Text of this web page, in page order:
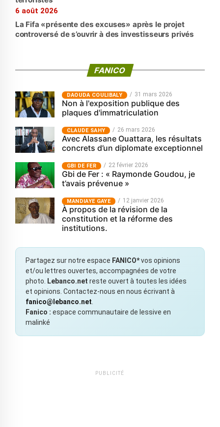
6 août 2026
La Fifa «présente des excuses» après le projet
controversé de s’ouvrir à des investisseurs privés
FANICO
‎DAOUDA COULIBALY 31 mars 2026
Non à l'exposition publique des
plaques d'immatriculation
CLAUDE SAHY 26 mars 2026
Avec Alassane Ouattara, les résultats
concrets d’un diplomate exceptionnel
GBI DE FER 22 février 2026
Gbi de Fer : « Raymonde Goudou, je
t’avais prévenue »
MANDIAYE GAYE 12 janvier 2026
À propos de la révision de la
constitution et la réforme des
institutions.
Partagez sur notre espace FANICO*vos opinions
et/ou lettres ouvertes, accompagnées de votre
photo.
Lebanco.net reste ouvert à toutes les idées
et opinions. Contactez-nous en nous écrivant à
fanico@lebanco.net
Fanico : espace communautaire de lessive en
malinké
PUBLICITÉ